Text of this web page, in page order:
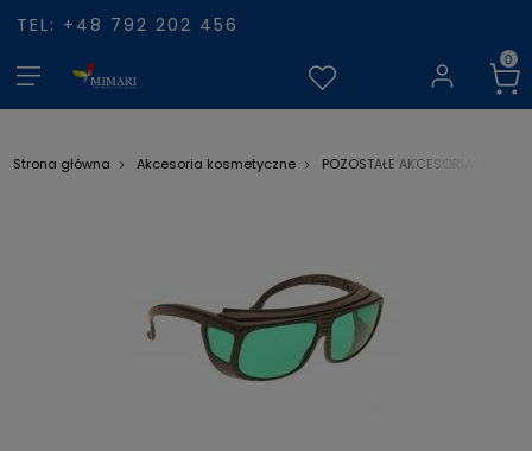
TEL: +48 792 202 456
Strona główna Akcesoria kosmetyczne POZOSTAŁE AKCESORIA